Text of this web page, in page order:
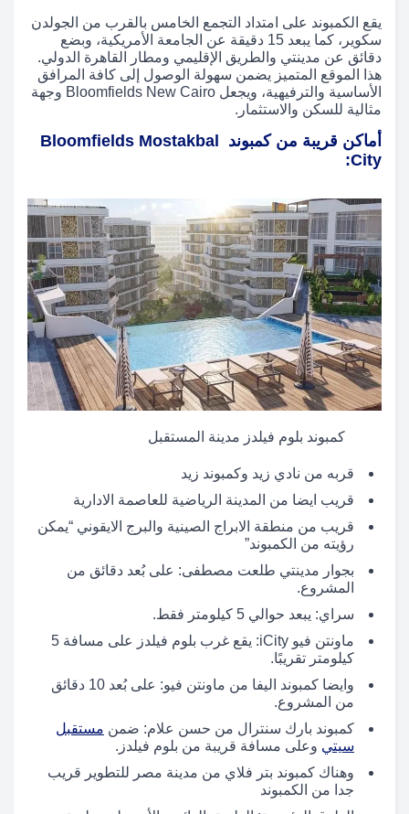
يقع الكمبوند على امتداد التجمع الخامس بالقرب من الجولدن
سكوير، كما يبعد 15 دقيقة عن الجامعة الأمريكية، وبضع
دقائق عن مدينتي والطريق الإقليمي ومطار القاهرة الدولي.
هذا الموقع المتميز يضمن سهولة الوصول إلى كافة المرافق
الأساسية والترفيهية، ويجعل Bloomfields New Cairo وجهة
مثالية للسكن والاستثمار.
أماكن قريبة من كمبوند Bloomfields Mostakbal
City:
كمبوند بلوم فيلدز مدينة المستقبل
قربه من نادي زيد وكمبوند زيد
قريب ايضا من المدينة الرياضية للعاصمة الادارية
قريب من منطقة الابراج الصينية والبرج الايقوني “يمكن
رؤيته من الكمبوند”
بجوار مدينتي طلعت مصطفى: على بُعد دقائق من
المشروع.
سراي: يبعد حوالي 5 كيلومتر فقط.
ماونتن فيو iCity: يقع غرب بلوم فيلدز على مسافة 5
كيلومتر تقريبًا.
وايضا كمبوند اليفا من ماونتن فيو: على بُعد 10 دقائق
من المشروع.
كمبوند بارك سنترال من حسن علام: ضمن مستقبل
سيتي وعلى مسافة قريبة من بلوم فيلدز.
وهناك كمبوند بتر فلاي من مدينة مصر للتطوير قريب
جدا من الكمبوند